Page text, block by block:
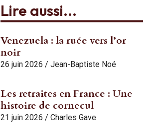
Lire aussi...
Venezuela : la ruée vers l’or
noir
26 juin 2026 / Jean-Baptiste Noé
Les retraites en France : Une
histoire de cornecul
21 juin 2026 / Charles Gave